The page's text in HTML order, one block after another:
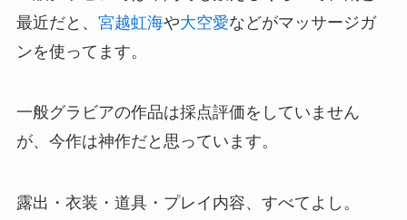
最近だと、 宮越虹海や大空愛などがマッサージガ
ンを使ってます。
一般グラビアの作品は採点評価をしていません
が、今作は神作だと思っています。
露出・衣装・道具・プレイ内容、すべてよし。